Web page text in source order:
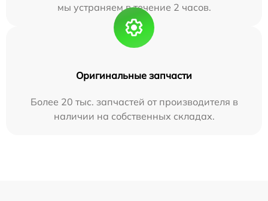
мы устраняем в течение 2 часов.
Оригинальные запчасти
Более 20 тыс. запчастей от производителя в
наличии на собственных складах.